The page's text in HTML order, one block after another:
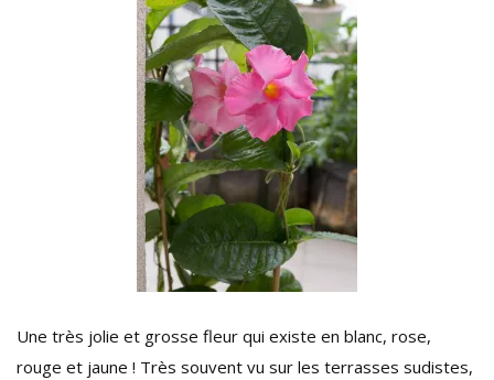
Une très jolie et grosse fleur qui existe en blanc, rose,
rouge et jaune ! Très souvent vu sur les terrasses sudistes,